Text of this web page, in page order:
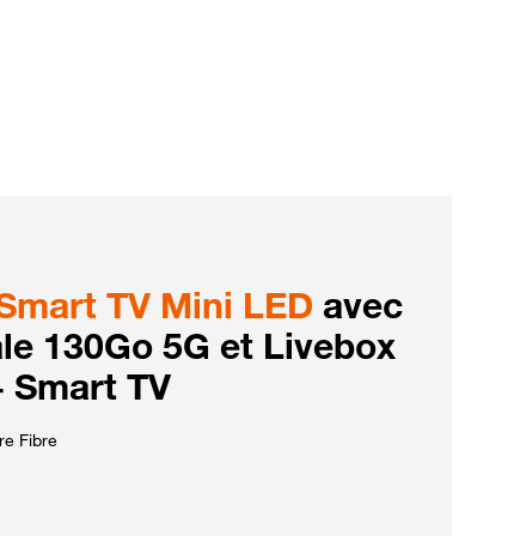
TV Mini LED avec
130Go 5G et Livebox
Smart TV
Fibre